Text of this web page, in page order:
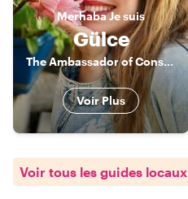
MerhabaJe suis
Gülce
The Ambassador of Constantinople
Voir Plus
Voir tous les guides locaux